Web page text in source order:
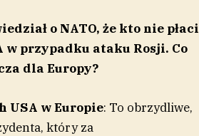
o NATO, że kto nie płaci
w przypadku ataku Rosji. Co
dla Europy?
USA w Europie: To obrzydliwe,
który za